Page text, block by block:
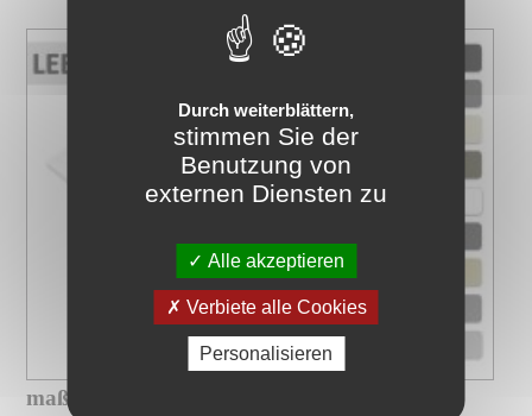
maßgefertigte xxl-duschwanne mit...
Durch weiterblättern,
stimmen Sie der
Benutzung von
externen Diensten zu
Alle akzeptieren
Verbiete alle Cookies
Personalisieren